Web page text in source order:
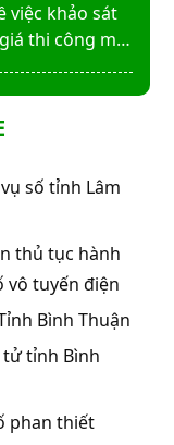
việc khảo sát
thi công mái
việc mời báo
việc sửa chữa
2
chữa máy
In bìa hồ
năm 2026
số tỉnh Lâm
thủ tục hành
vô tuyến điện
Bình Thuận
tỉnh Bình
phan thiết